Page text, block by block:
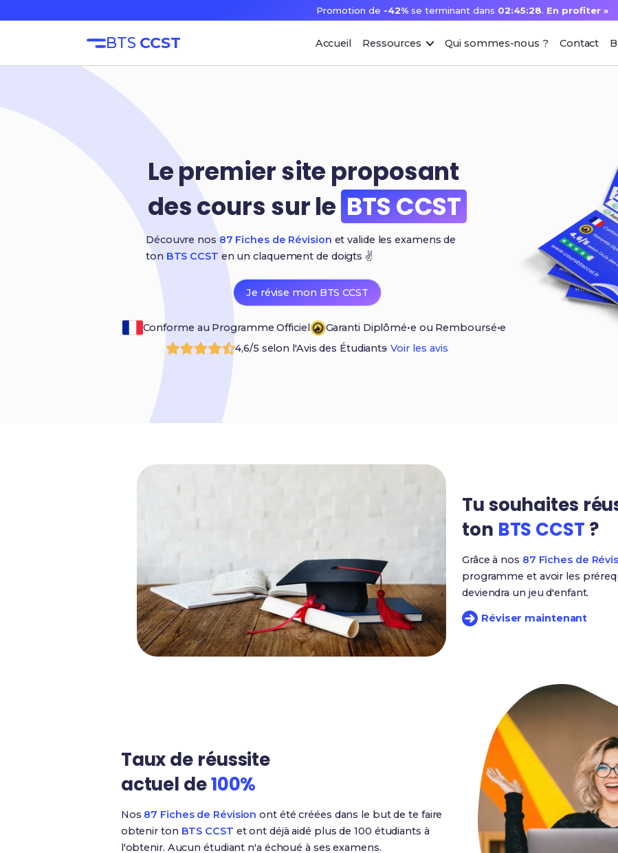
Promotion de -42% se terminant dans 02:45:27. En profiter »
BTS CCST Accueil Ressources Qui sommes-nous ? Contact
Le premier site proposant
des cours sur leBTS CCST
Découvre nos 87 Fiches de Révision et valide les examens de
ton BTS CCST en un claquement de doigts ✌️
Je révise mon BTS CCST
Conforme au Programme Officiel
Garanti Diplômé•e ou Remboursé•e
4,6/5 selon l'Avis des Étudiants
- Voir les avis
Tu souhaites
ton BTS CCST ?
Grâce à nos 87 Fiches de
programme et avoir les
deviendra un jeu d'enfant.
Réviser maintenant
Taux de réussite
actuel de100%
Nos 87 Fiches de Révision ont été créées dans le but de te faire
obtenir ton BTS CCST et ont déjà aidé plus de 100 étudiants à
l'obtenir. Aucun étudiant n'a échoué à ses examens.